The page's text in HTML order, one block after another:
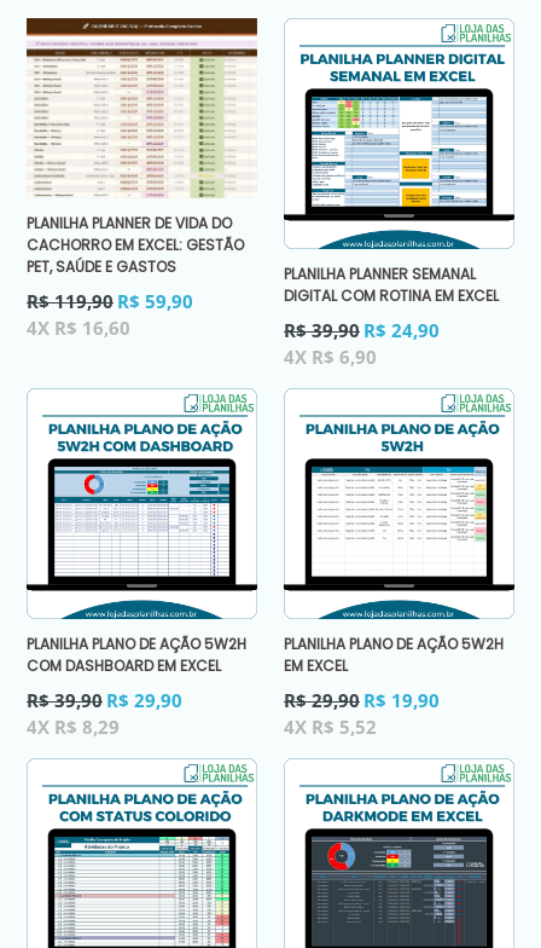
PLANILHA PLANNER DE VIDA DO
CACHORRO EM EXCEL: GESTÃO
PET, SAÚDE E GASTOS
Preço
normal
R$ 119,90 R$ 59,90
4X R$ 16,60
PLANILHA PLANNER SEMANAL
DIGITAL COM ROTINA EM EXCEL
Preço
normal
R$ 39,90 R$ 24,90
4X R$ 6,90
PLANILHA PLANO DE AÇÃO 5W2H
COM DASHBOARD EM EXCEL
Preço
normal
R$ 39,90 R$ 29,90
4X R$ 8,29
PLANILHA PLANO DE AÇÃO 5W2H
EM EXCEL
Preço
normal
R$ 29,90 R$ 19,90
4X R$ 5,52